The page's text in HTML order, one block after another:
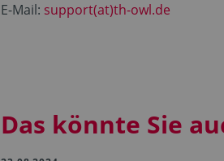
E-Mail: support(at)th-owl.de
Das könnte Sie